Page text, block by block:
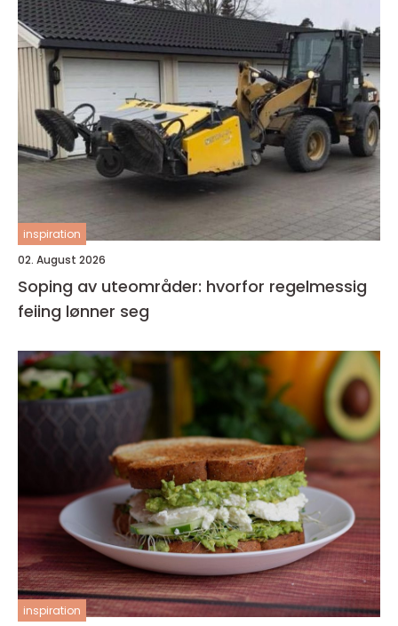
inspiration
02. August 2026
Soping av uteområder: hvorfor regelmessig
feiing lønner seg
inspiration